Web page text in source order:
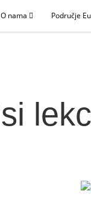
O nama Područje